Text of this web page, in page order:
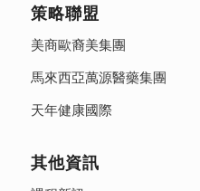
策略聯盟
美商歐裔美集團
馬來西亞萬源醫藥集團
天年健康國際
其他資訊